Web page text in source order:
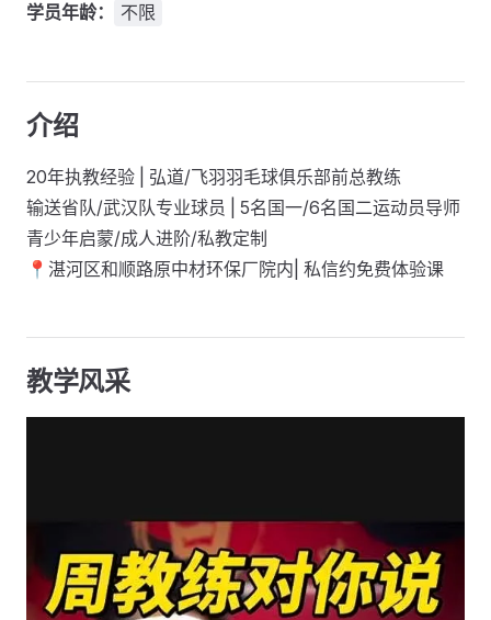
学员年龄： 不限
介绍
20年执教经验 | 弘道/飞羽羽毛球俱乐部前总教练
输送省队/武汉队专业球员 | 5名国一/6名国二运动员导师
青少年启蒙/成人进阶/私教定制
📍湛河区和顺路原中材环保厂院内| 私信约免费体验课
教学风采